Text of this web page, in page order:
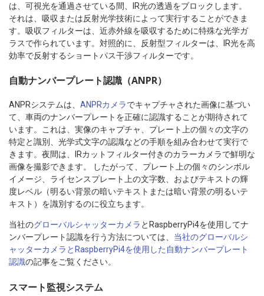
は、可視光を通過させている間、IR光の透過をブロックします。
それは、吸収または反射光学技術によって実行することができま
す。吸収フィルターは、近赤外線を吸収するために特殊な光学ガ
ラスで作られています。対照的に、反射型フィルターは、IR光を高
効率で反射するショートパス干渉フィルターです。
自動ナンバープレート認識（ANPR）
ANPRシステムは、 ANPRカメラでキャプチャされた画像に基づい
て、車両のナンバープレートを正確に認識することが期待されて
います。これは、実像のキャプチャ、プレート上の個々の文字の
特定と識別、光学式文字の認識などの手順を組み合わせて実行で
きます。夜間は、IRカットフィルター付きのカラーカメラで鮮明な
画像を撮影できます。 したがって、プレート上の個々のシンボル
イメージ、ライセンスプレート上の文字数、およびテキストの輝
度レベル（明るい背景の暗いテキストまたは暗い背景の明るいテ
キスト）を識別するのに役立ちます。
当社のグローバルシャッターカメラ とRaspberryPi4を使用してナ
ンバープレート認識を行う方法については、 当社のグローバルシ
ャッターカメラとRaspberryPi4を使用した自動ナンバープレート
認識の記事をご覧ください。
スマート監視システム